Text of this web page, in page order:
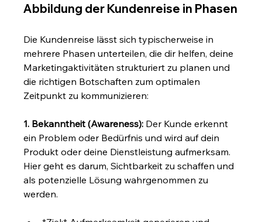
Abbildung der Kundenreise in Phasen
Die Kundenreise lässt sich typischerweise in
mehrere Phasen unterteilen, die dir helfen, deine
Marketingaktivitäten strukturiert zu planen und
die richtigen Botschaften zum optimalen
Zeitpunkt zu kommunizieren:
1. Bekanntheit (Awareness): Der Kunde erkennt
ein Problem oder Bedürfnis und wird auf dein
Produkt oder deine Dienstleistung aufmerksam.
Hier geht es darum, Sichtbarkeit zu schaffen und
als potenzielle Lösung wahrgenommen zu
werden.